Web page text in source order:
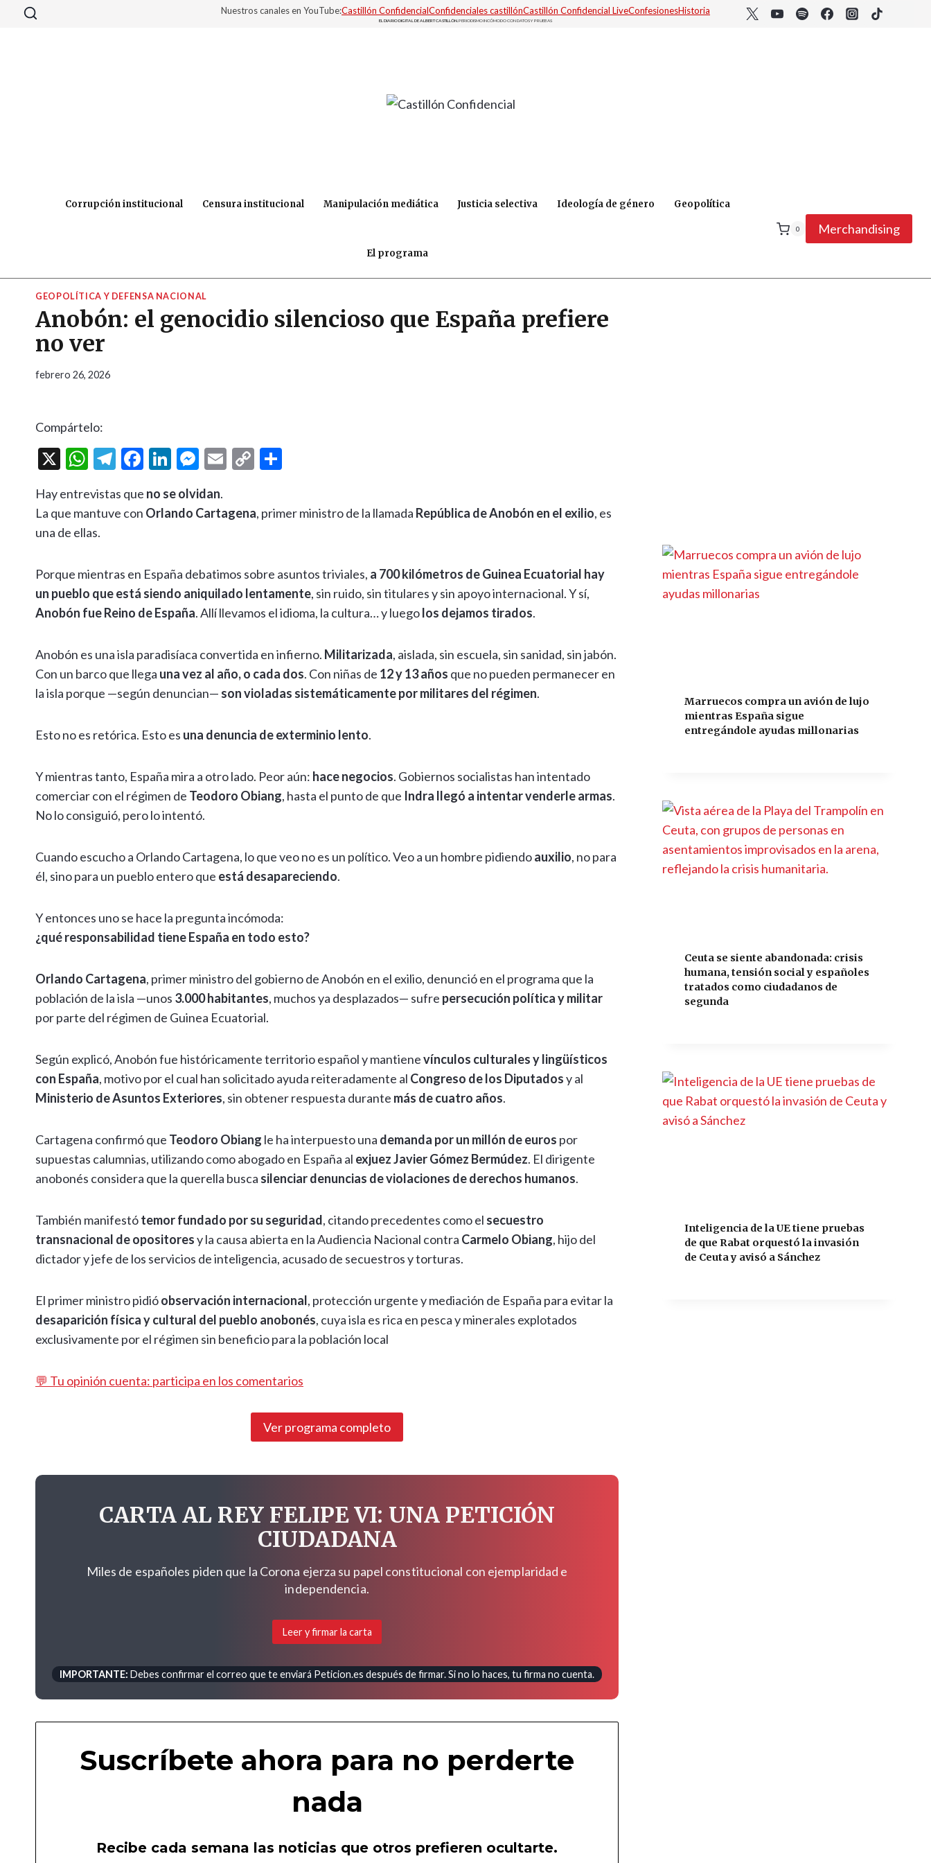
Saltar
Nuestros canales en YouTube:Castillón ConfidencialConfidenciales castillónCastillón Confidencial LiveConfesionesHistoria
EL DIARIO DIGITAL DE ALBERT CASTILLÓN. PERIODISMO INCÓMODO CON DATOS Y PRUEBAS
Corrupción institucional Censura institucional Manipulación mediática Justicia selectiva Ideología de género Geopolítica
El programa
0 Merchandising
GEOPOLÍTICA Y DEFENSA NACIONAL
Anobón: el genocidio silencioso que España prefiere
no ver
febrero 26, 2026
Compártelo:
X
W
at
s
p
p
T
e
gr
m
F
e
b
o
k
Li
ke
dI
M
se
n
er
E
l
C
y
n
k
p
ti
r
Hay entrevistas que no se olvidan.
La que mantuve con Orlando Cartagena, primer ministro de la llamada República de Anobón en el exilio, es
una de ellas.
Porque mientras en España debatimos sobre asuntos triviales, a 700 kilómetros de Guinea Ecuatorial hay
un pueblo que está siendo aniquilado lentamente, sin ruido, sin titulares y sin apoyo internacional. Y sí,
Anobón fue Reino de España. Allí llevamos el idioma, la cultura… y luegolos dejamos tirados.
Anobón es una isla paradisíaca convertida en infierno. Militarizada, aislada, sin escuela, sin sanidad, sin jabón.
Con un barco que llega una vez al año, o cada dos. Con niñas de 12 y 13 años que no pueden permanecer en
la isla porque —según denuncian— son violadas sistemáticamente por militares del régimen.
Esto no es retórica. Esto es una denuncia de exterminio lento.
Y mientras tanto, España mira a otro lado. Peor aún: hace negocios. Gobiernos socialistas han intentado
comerciar con el régimen de Teodoro Obiang, hasta el punto de que Indra llegó a intentar venderle armas.
No lo consiguió, pero lo intentó.
Cuando escucho a Orlando Cartagena, lo que veo no es un político. Veo a un hombre pidiendoauxilio, no para
él, sino para un pueblo entero que está desapareciendo.
Y entonces uno se hace la pregunta incómoda:
¿qué responsabilidad tiene España en todo esto?
Orlando Cartagena, primer ministro del gobierno de Anobón en el exilio, denunció en el programa que la
población de la isla —unos 3.000 habitantes, muchos ya desplazados— sufre persecución política y militar
por parte del régimen de Guinea Ecuatorial.
Según explicó, Anobón fue históricamente territorio español y mantienevínculos culturales y lingüísticos
con España, motivo por el cual han solicitado ayuda reiteradamente al Congreso de los Diputadosy al
Ministerio de Asuntos Exteriores, sin obtener respuesta durante más de cuatro años.
Cartagena confirmó que Teodoro Obiang le ha interpuesto una demanda por un millón de euros por
supuestas calumnias, utilizando como abogado en España al exjuez Javier Gómez Bermúdez. El dirigente
anobonés considera que la querella busca silenciar denuncias de violaciones de derechos humanos.
También manifestótemor fundado por su seguridad, citando precedentes como el secuestro
transnacional de opositoresy la causa abierta en la Audiencia Nacional contra Carmelo Obiang, hijo del
dictador y jefe de los servicios de inteligencia, acusado de secuestros y torturas.
El primer ministro pidióobservación internacional, protección urgente y mediación de España para evitar la
desaparición física y cultural del pueblo anobonés, cuya isla es rica en pesca y minerales explotados
exclusivamente por el régimen sin beneficio para la población local
💬 Tu opinión cuenta: participa en los comentarios
Ver programa completo
CARTA AL REY FELIPE VI: UNA PETICIÓN
CIUDADANA
Miles de españoles piden que la Corona ejerza su papel constitucional con ejemplaridad e
independencia.
Leer y firmar la carta
IMPORTANTE: Debes confirmar el correo que te enviará Peticion.es después de firmar. Si no lo haces, tu firma no cuenta.
Suscríbete ahora para no perderte
nada
Recibe cada semana las noticias que otros prefieren ocultarte.
Marruecos compra un avión de lujo
mientras España sigue
entregándole ayudas millonarias
Ceuta se siente abandonada: crisis
humana, tensión social y españoles
tratados como ciudadanos de
segunda
Inteligencia de la UE tiene pruebas
de que Rabat orquestó la invasión
de Ceuta y avisó a Sánchez